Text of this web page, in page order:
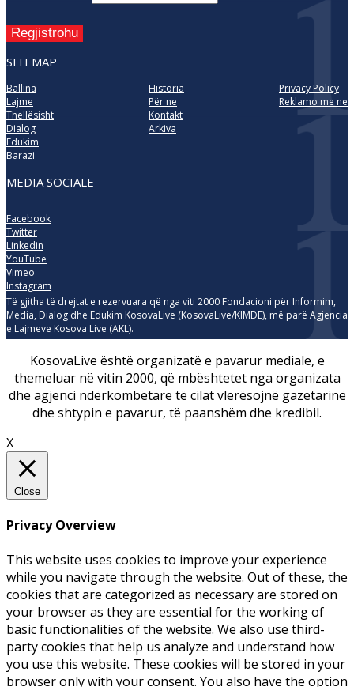
Regjistrohu
SITEMAP
Ballina
Lajme
Thellësisht
Dialog
Edukim
Barazi
Historia
Për ne
Kontakt
Arkiva
Privacy Policy
Reklamo me ne
MEDIA SOCIALE
Facebook
Twitter
Linkedin
YouTube
Vimeo
Instagram
Të gjitha të drejtat e rezervuara që nga viti 2000 Fondacioni për Informim,
Media, Dialog dhe Edukim KosovaLive (KosovaLive/KIMDE), më parë Agjencia
e Lajmeve Kosova Live (AKL).
KosovaLive është organizatë e pavarur mediale, e
themeluar në vitin 2000, që mbështetet nga organizata
dhe agjenci ndërkombëtare të cilat vlerësojnë gazetarinë
dhe shtypin e pavarur, të paanshëm dhe kredibil.
X
Close
Privacy Overview
This website uses cookies to improve your experience
while you navigate through the website. Out of these, the
cookies that are categorized as necessary are stored on
your browser as they are essential for the working of
basic functionalities of the website. We also use third-
party cookies that help us analyze and understand how
you use this website. These cookies will be stored in your
browser only with your consent. You also have the option